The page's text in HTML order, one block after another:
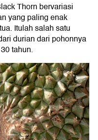
Thorn bervariasi
yang paling enak
Itulah salah satu
durian dari pohonnya
tahun.